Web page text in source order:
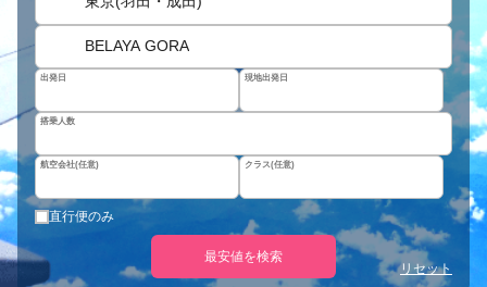
BELAYA GORA
出発日 現地出発日
搭乗人数
航空会社(任意) クラス(任意)
直行便のみ
最安値を検索
リセット